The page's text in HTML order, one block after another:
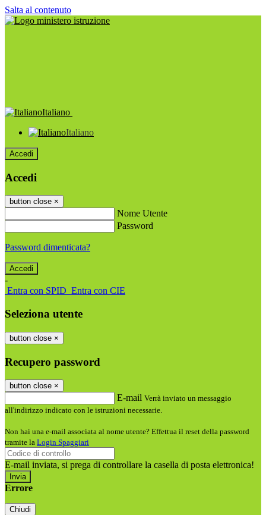
Salta al contenuto
Italiano
Italiano
Accedi
Accedi
button close ×
Nome Utente
Password
Password dimenticata?
-
Entra con SPID Entra con CIE
Seleziona utente
button close ×
Recupero password
button close ×
E-mail Verrà inviato un messaggio
all'indirizzo indicato con le istruzioni necessarie.
Non hai una e-mail associata al nome utente? Effettua il reset della password
tramite la Login Spaggiari
E-mail inviata, si prega di controllare la casella di posta elettronica!
Errore
Chiudi